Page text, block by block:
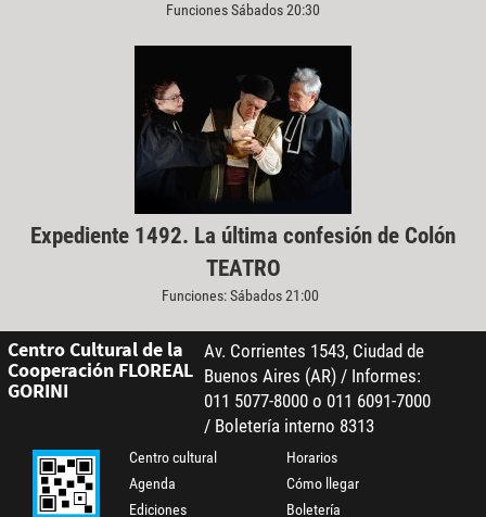
Funciones Sábados 20:30
Expediente 1492. La última confesión de Colón
TEATRO
Funciones: Sábados 21:00
Centro Cultural de la
Cooperación FLOREAL
GORINI
Av. Corrientes 1543, Ciudad de
Buenos Aires (AR) / Informes:
011 5077-8000 o 011 6091-7000
/ Boletería interno 8313
Centro cultural
Agenda
Ediciones
Horarios
Cómo llegar
Boletería